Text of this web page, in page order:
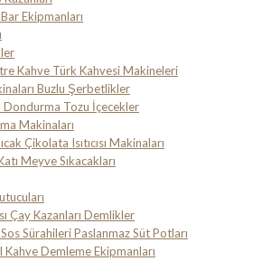
Ekipmanları
Kahve Türk Kahvesi Makineleri
Buzlu Şerbetlikler
Dondurma Tozu İçecekler
Makinaları
Çikolata Isıtıcısı Makinaları
Meyve Sıkacakları
Çay Kazanları Demlikler
Sürahileri Paslanmaz Süt Potları
Kahve Demleme Ekipmanları